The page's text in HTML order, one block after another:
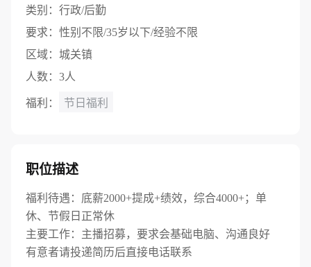
类别： 行政/后勤
要求： 性别不限/35岁以下/经验不限
区域： 城关镇
人数： 3人
福利： 节日福利
职位描述
福利待遇：底薪2000+提成+绩效，综合4000+；单
休、节假日正常休
主要工作：主播招募，要求会基础电脑、沟通良好
有意者请投递简历后直接电话联系